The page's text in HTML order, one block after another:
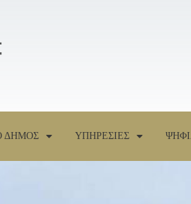
ΔΗΜΟΣ ΥΠΗΡΕΣΙΕΣ